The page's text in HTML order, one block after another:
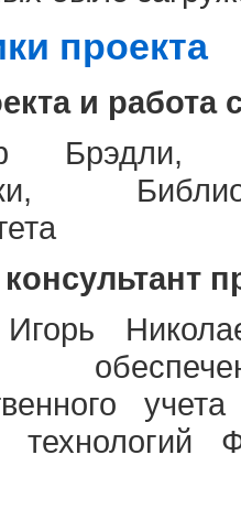
проекта
и работа
Брэдли,
технологий